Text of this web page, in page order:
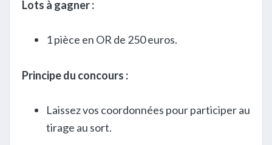
Lots à gagner :
1 pièce en OR de 250 euros.
Principe du concours :
Laissez vos coordonnées pour participer au
tirage au sort.